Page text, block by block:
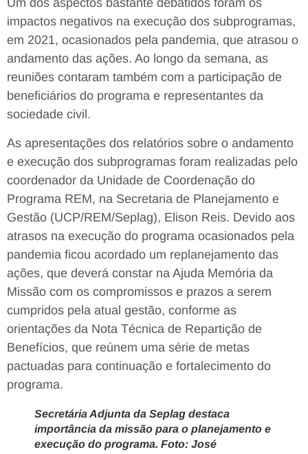
Um dos aspectos bastante debatidos foram os
impactos negativos na execução dos subprogramas,
em 2021, ocasionados pela pandemia, que atrasou o
andamento das ações. Ao longo da semana, as
reuniões contaram também com a participação de
beneficiários do programa e representantes da
sociedade civil.
As apresentações dos relatórios sobre o andamento
e execução dos subprogramas foram realizadas pelo
coordenador da Unidade de Coordenação do
Programa REM, na Secretaria de Planejamento e
Gestão (UCP/REM/Seplag), Elison Reis. Devido aos
atrasos na execução do programa ocasionados pela
pandemia ficou acordado um replanejamento das
ações, que deverá constar na Ajuda Memória da
Missão com os compromissos e prazos a serem
cumpridos pela atual gestão, conforme as
orientações da Nota Técnica de Repartição de
Benefícios, que reúnem uma série de metas
pactuadas para continuação e fortalecimento do
programa.
Secretária Adjunta da Seplag destaca
importância da missão para o planejamento e
execução do programa. Foto: José